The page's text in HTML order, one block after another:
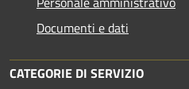
Documenti e dati
CATEGORIE DI SERVIZIO